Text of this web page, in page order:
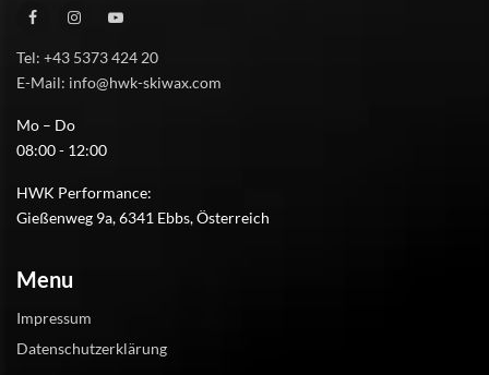
Tel: +43 5373 424 20
E-Mail: info@hwk-skiwax.com
Mo – Do
08:00 - 12:00
HWK Performance:
Gießenweg 9a, 6341 Ebbs, Österreich
Menu
Impressum
Datenschutzerklärung